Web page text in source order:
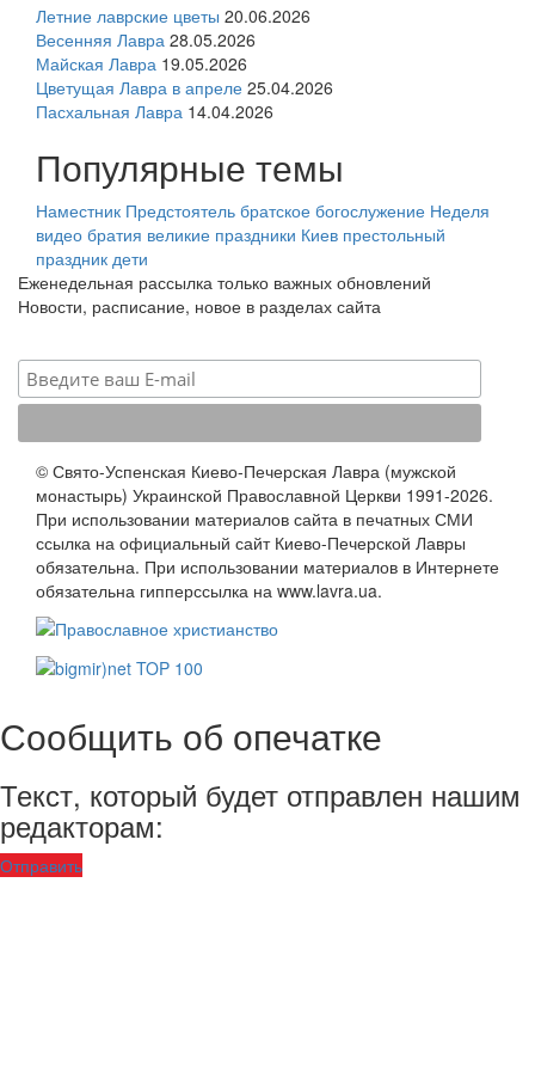
Летние лаврские цветы 20.06.2026
Весенняя Лавра 28.05.2026
Майская Лавра 19.05.2026
Цветущая Лавра в апреле 25.04.2026
Пасхальная Лавра 14.04.2026
Популярные темы
Наместник Предстоятель братское богослужение Неделя
видео братия великие праздники Киев престольный
праздник дети
Еженедельная рассылка только важных обновлений
Новости, расписание, новое в разделах сайта
© Свято-Успенская Киево-Печерская Лавра (мужской
монастырь) Украинской Православной Церкви 1991-2026.
При использовании материалов сайта в печатных СМИ
ссылка на официальный сайт Киево-Печерской Лавры
обязательна. При использовании материалов в Интернете
обязательна гипперссылка на www.lavra.ua.
Сообщить об опечатке
Текст, который будет отправлен нашим
редакторам:
Отправить